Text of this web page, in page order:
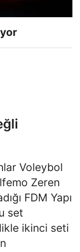
Voleybol
Zeren
FDM Yapı
set
ikinci seti